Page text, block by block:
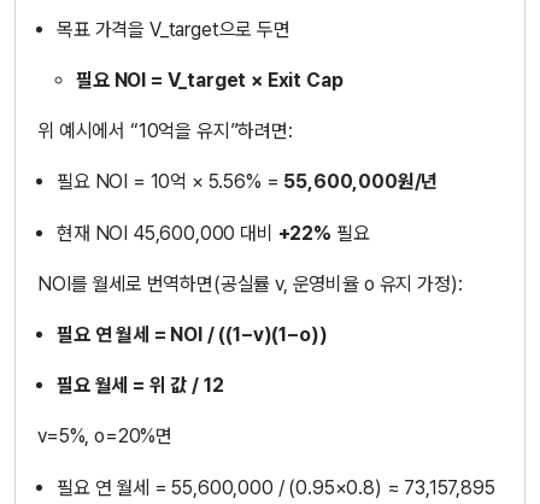
목표 가격을 V_target으로 두면
필요 NOI = V_target × Exit Cap
위 예시에서 “10억을 유지”하려면:
필요 NOI = 10억 × 5.56% = 55,600,000원/년
현재 NOI 45,600,000 대비 +22% 필요
NOI를 월세로 번역하면(공실률 v, 운영비율 o 유지 가정):
필요 연 월세 = NOI / ((1−v)(1−o))
필요 월세 = 위 값 / 12
v=5%, o=20%면
필요 연 월세 = 55,600,000 / (0.95×0.8) ≈ 73,157,895